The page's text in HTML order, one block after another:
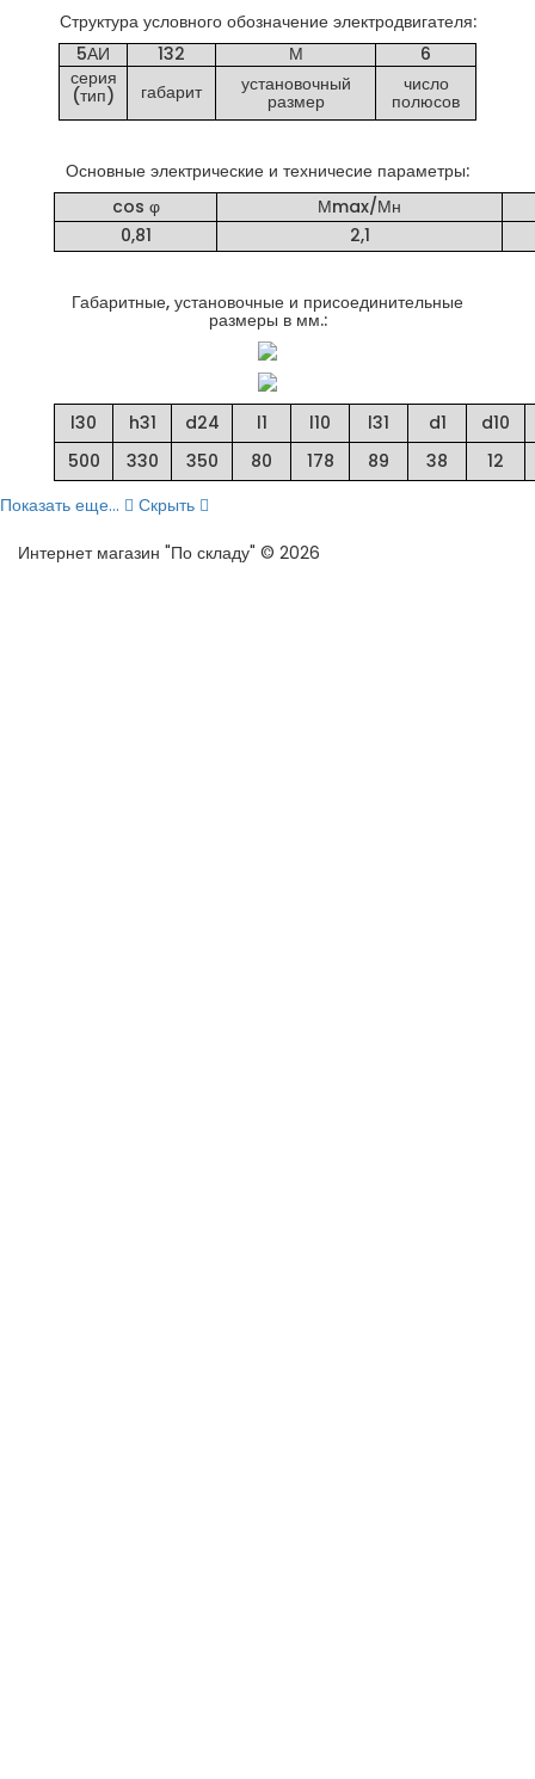
Структура условного обозначение электродвигателя:
5АИ
132 М
6
серия
(тип) габарит установочный
размер
число
полюсов
Основные электрические и техничесие параметры:
cos φ
Мmax/Мн
0,81
2,1
Габаритные, установочные и присоединительные
размеры в мм.:
l30 h31 d24 l1 l10 l31 d1
d10
500
330 350 80 178 89 38
12
Показать еще...
Скрыть
Интернет магазин "По складу" © 2026